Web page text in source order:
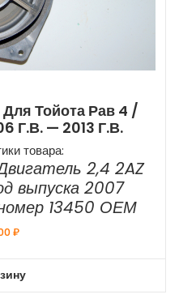
Тойота Рав 4 /
Г.в. — 2013 Г.в.
товара:
2,4 2AZ
выпуска 2007
13450 ОЕМ
₽